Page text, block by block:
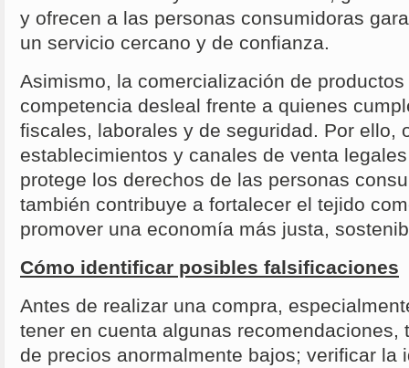
y ofrecen a las personas consumidoras
un servicio cercano y de confianza.
Asimismo, la comercialización de
competencia desleal frente a quienes
fiscales, laborales y de seguridad. Por ello,
establecimientos y canales de venta
protege los derechos de las personas
también contribuye a fortalecer el tejido
promover una economía más justa,
Cómo identificar posibles falsificaciones
Antes de realizar una compra,
tener en cuenta algunas recomendaciones,
de precios anormalmente bajos; verificar la